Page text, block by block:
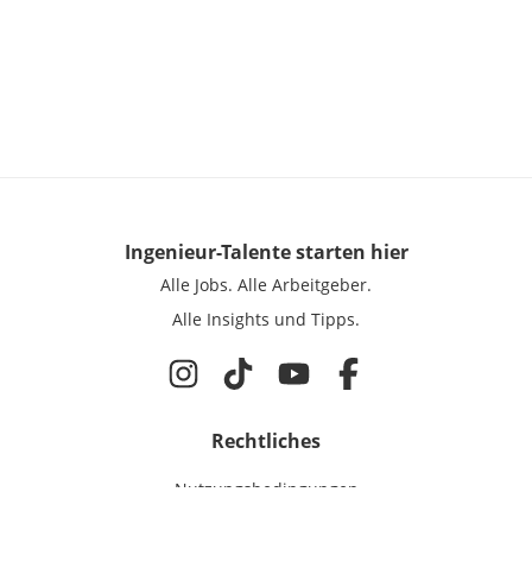
Ingenieur-Talentestarten hier
Alle Jobs. Alle Arbeitgeber.
Alle Insights und Tipps.
Rechtliches
Nutzungsbedingungen